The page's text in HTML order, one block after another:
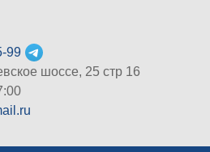
99
шоссе, 25 стр 16